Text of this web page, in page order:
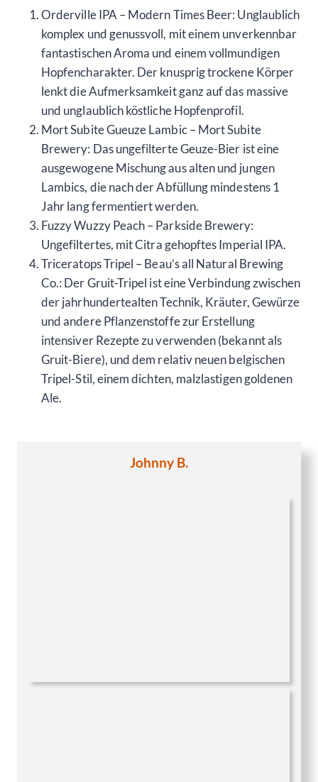
Orderville IPA – Modern Times Beer: Unglaublich
komplex und genussvoll, mit einem unverkennbar
fantastischen Aroma und einem vollmundigen
Hopfencharakter. Der knusprig trockene Körper
lenkt die Aufmerksamkeit ganz auf das massive
und unglaublich köstliche Hopfenprofil.
Mort Subite Gueuze Lambic – Mort Subite
Brewery: Das ungefilterte Geuze-Bier ist eine
ausgewogene Mischung aus alten und jungen
Lambics, die nach der Abfüllung mindestens 1
Jahr lang fermentiert werden.
Fuzzy Wuzzy Peach – Parkside Brewery:
Ungefiltertes, mit Citra gehopftes Imperial IPA.
Triceratops Tripel – Beau’s all Natural Brewing
Co.: Der Gruit-Tripel ist eine Verbindung zwischen
der jahrhundertealten Technik, Kräuter, Gewürze
und andere Pflanzenstoffe zur Erstellung
intensiver Rezepte zu verwenden (bekannt als
Gruit-Biere), und dem relativ neuen belgischen
Tripel-Stil, einem dichten, malzlastigen goldenen
Ale.
Johnny B.